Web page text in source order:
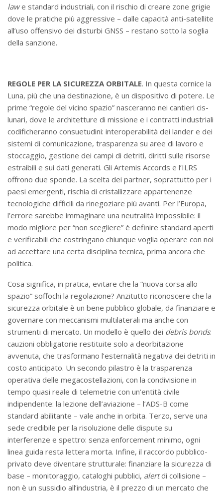
lawe standard industriali, con il rischio di creare zone grigie
dove le pratiche più aggressive – dalle capacità anti-satellite
all’uso offensivo dei disturbi GNSS – restano sotto la soglia
della sanzione.
REGOLE PER LA SICUREZZA ORBITALE. In questa cornice la
Luna, più che una destinazione, è un dispositivo di potere. Le
prime “regole del vicino spazio” nasceranno nei cantieri cis-
lunari, dove le architetture di missione e i contratti industriali
codificheranno consuetudini: interoperabilità dei lander e dei
sistemi di comunicazione, trasparenza su aree di lavoro e
stoccaggio, gestione dei campi di detriti, diritti sulle risorse
estraibili e sui dati generati. Gli Artemis Accords e l’ILRS
offrono due sponde. La scelta dei partner, soprattutto per i
paesi emergenti, rischia di cristallizzare appartenenze
tecnologiche difficili da rinegoziare più avanti. Per l’Europa,
l’errore sarebbe immaginare una neutralità impossibile: il
modo migliore per “non scegliere” è definire standard aperti
e verificabili che costringano chiunque voglia operare con noi
ad accettare una certa disciplina tecnica, prima ancora che
politica.
Cosa significa, in pratica, evitare che la “nuova corsa allo
spazio” soffochi la regolazione? Anzitutto riconoscere che la
sicurezza orbitale è un bene pubblico globale, da finanziare e
governare con meccanismi multilaterali ma anche con
strumenti di mercato. Un modello è quello dei debris bonds:
cauzioni obbligatorie restituite solo a deorbitazione
avvenuta, che trasformano l’esternalità negativa dei detriti in
costo anticipato. Un secondo pilastro è la trasparenza
operativa delle megacostellazioni, con la condivisione in
tempo quasi reale di telemetrie con un’entità civile
indipendente: la lezione dell’aviazione – l’ADS-B come
standard abilitante – vale anche in orbita. Terzo, serve una
sede credibile per la risoluzione delle dispute su
interferenze e spettro: senza enforcement minimo, ogni
linea guida resta lettera morta. Infine, il raccordo pubblico-
privato deve diventare strutturale: finanziare la sicurezza di
base – monitoraggio, cataloghi pubblici, alertdi collisione –
non è un sussidio all’industria, è il prezzo di un mercato che